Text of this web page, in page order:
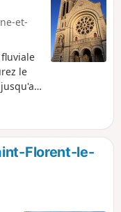
et-
le
la
Notre-
vallée
Florent-le-